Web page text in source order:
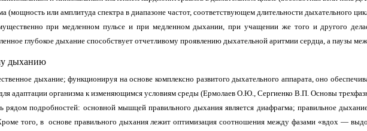
(мощность или амплитуда спектра в диапазоне частот, соответствующем длительности дыхательного
при медленном пульсе и при медленном дыхании, при учащении же того и другого
глубокое дыхание способствует отчетливому проявлению дыхательной аритмии сердца, а паузы
дыханию
дыхание; функционируя на основе комплексно развитого дыхательного аппарата, оно
адаптации организма к изменяющимся условиям среды (Ермолаев О.Ю., Сергиенко В.П. Основы
рядом подробностей: основной мышцей правильного дыхания является диафрагма; правильное
того, в основе правильного дыхания лежит оптимизация соотношения между фазами «вдох —